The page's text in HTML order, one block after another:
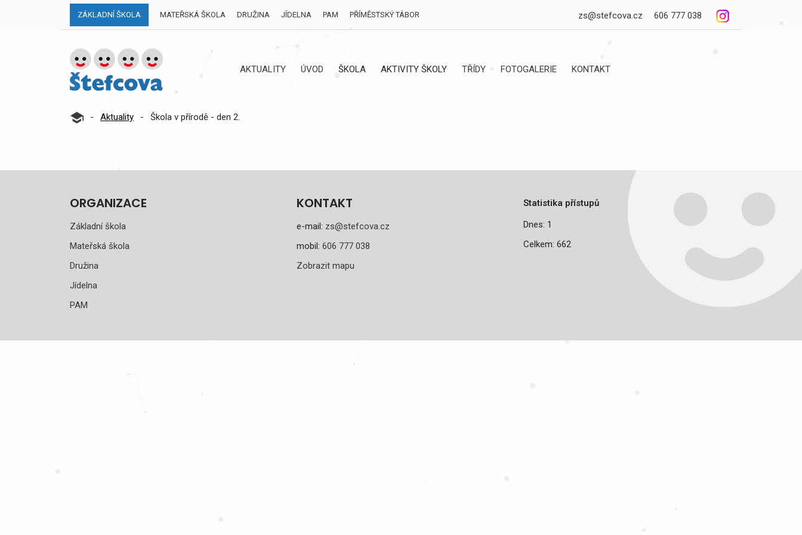
ZÁKLADNÍ ŠKOLA MATEŘSKÁ ŠKOLA DRUŽINA JÍDELNA PAM PŘÍMĚSTSKÝ TÁBOR zs@stefcova.cz 606 777 038
AKTUALITY ÚVOD ŠKOLA AKTIVITY ŠKOLY TŘÍDY FOTOGALERIE KONTAKT
- Aktuality - Škola v přírodě - den 2.
ORGANIZACE
Základní škola
Mateřská škola
Družina
Jídelna
PAM
KONTAKT
e-mail: zs@stefcova.cz
mobil: 606 777 038
Zobrazit mapu
Statistika přístupů
Dnes: 1
Celkem: 662